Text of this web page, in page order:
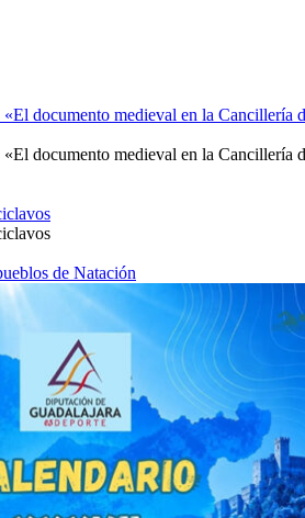
documento medieval en la Cancillería
documento medieval en la Cancillería
de Natación